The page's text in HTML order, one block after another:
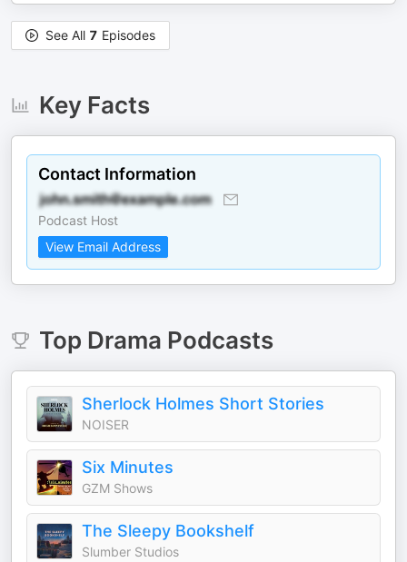
See All 7 Episodes
Key Facts
Contact Information
Podcast Host
View Email Address
Top Drama Podcasts
Sherlock Holmes Short Stories
NOISER
Six Minutes
GZM Shows
The Sleepy Bookshelf
Slumber Studios